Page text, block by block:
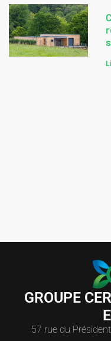
GROUPE
57 rue du